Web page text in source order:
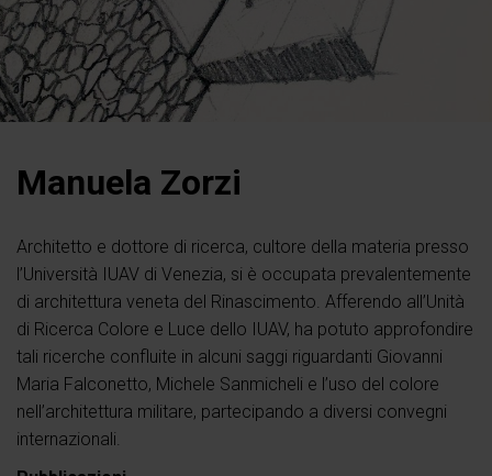
Manuela Zorzi
Architetto e dottore di ricerca, cultore della materia presso
l’Università IUAV di Venezia, si è occupata prevalentemente
di architettura veneta del Rinascimento. Afferendo all’Unità
di Ricerca Colore e Luce dello IUAV, ha potuto approfondire
tali ricerche confluite in alcuni saggi riguardanti Giovanni
Maria Falconetto, Michele Sanmicheli e l’uso del colore
nell’architettura militare, partecipando a diversi convegni
internazionali.